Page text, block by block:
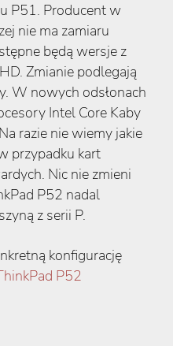
P51. Producent w
nie ma zamiaru
będą wersje z
Zmianie podlegają
W nowych odsłonach
Intel Core Kaby
razie nie wiemy jakie
przypadku kart
Nic nie zmieni
P52 nadal
z serii P.
konfigurację
P52